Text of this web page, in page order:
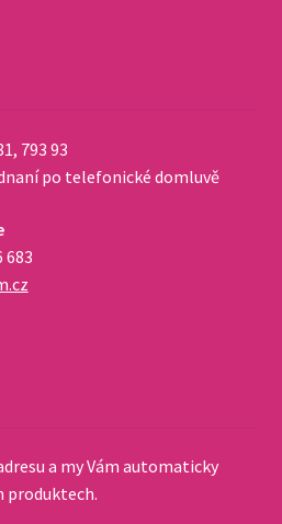
793 93
po telefonické domluvě
683
a my Vám automaticky
produktech.